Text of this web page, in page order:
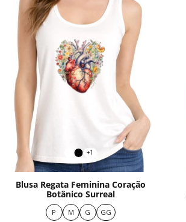
+1
Blusa Regata Feminina Coração
Botânico Surreal
P M G GG